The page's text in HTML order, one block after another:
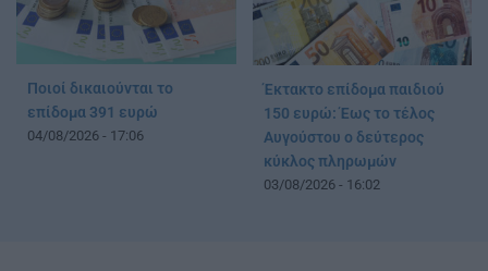
Ποιοί δικαιούνται το
επίδομα 391 ευρώ
04/08/2026 - 17:06
Έκτακτο επίδομα παιδιού
150 ευρώ: Έως το τέλος
Αυγούστου ο δεύτερος
κύκλος πληρωμών
03/08/2026 - 16:02